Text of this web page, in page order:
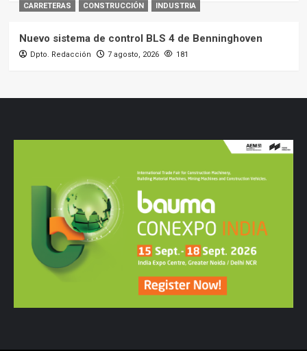
CARRETERAS CONSTRUCCIÓN INDUSTRIA
Nuevo sistema de control BLS 4 de Benninghoven
Dpto. Redacción 7 agosto, 2026 181